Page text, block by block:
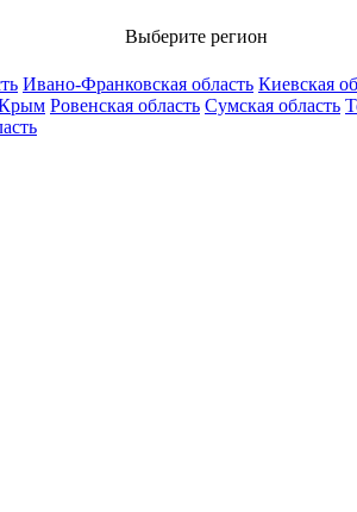
Выберите регион
Ивано-Франковская область Киевская
Крым Ровенская область Сумская область